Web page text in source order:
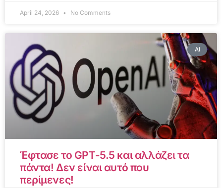
April 24, 2026 No Comments
AI
Έφτασε το GPT-5.5 και αλλάζει τα
πάντα! Δεν είναι αυτό που
περίμενες!